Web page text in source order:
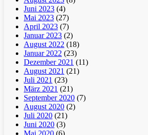
Juni 2023 (4)
Mai 2023 (27)
April 2023 (7)
Januar 2023 (2)
August 2022 (18)
Januar 2022 (23)
Dezember 2021 (11)
August 2021 (21)
Juli 2021 (23)
März 2021 (21)
September 2020 (7)
August 2020 (2)
Juli 2020 (21)
Juni 2020 (3)